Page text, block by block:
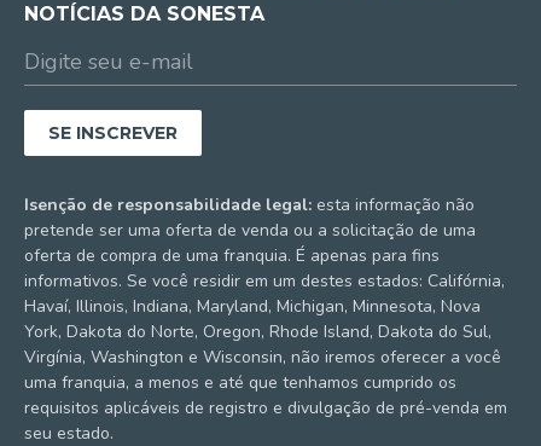
NOTÍCIAS DA SONESTA
Isenção de responsabilidade legal: esta informação não
pretende ser uma oferta de venda ou a solicitação de uma
oferta de compra de uma franquia. É apenas para fins
informativos. Se você residir em um destes estados: Califórnia,
Havaí, Illinois, Indiana, Maryland, Michigan, Minnesota, Nova
York, Dakota do Norte, Oregon, Rhode Island, Dakota do Sul,
Virgínia, Washington e Wisconsin, não iremos oferecer a você
uma franquia, a menos e até que tenhamos cumprido os
requisitos aplicáveis de registro e divulgação de pré-venda em
seu estado.